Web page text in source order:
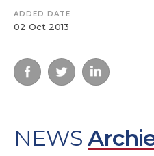
ADDED DATE
02 Oct 2013
NEWS